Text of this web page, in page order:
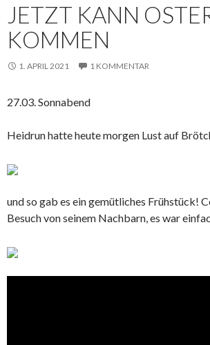
JETZT KANN
KOMMEN
1. APRIL 2021 1 KOMMENTAR
27.03. Sonnabend
Heidrun hatte heute morgen Lust auf
und so gab es ein gemütliches Frühstück!
Besuch von seinem Nachbarn, es war